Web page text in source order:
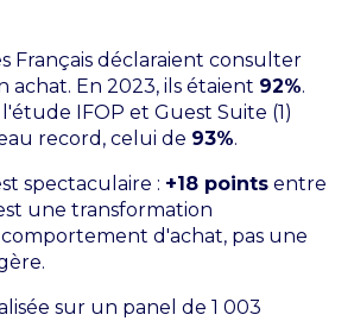
Français déclaraient consulter
achat. En 2023, ils étaient 92%.
IFOP et Guest Suite (1)
record, celui de 93%.
spectaculaire : +18 points entre
une transformation
d'achat, pas une
sur un panel de 1 003